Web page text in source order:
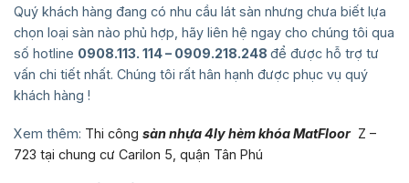
Quý khách hàng đang có nhu cầu lát sàn nhưng chưa biết lựa
chọn loại sàn nào phủ hợp, hãy liên hệ ngay cho chúng tôi qua
số hotline 0908.113. 114 – 0909.218.248 để được hỗ trợ tư
vấn chi tiết nhất. Chúng tôi rất hân hạnh được phục vụ quý
khách hàng !
Xem thêm: Thi công sàn nhựa 4ly hèm khóa MatFloorZ –
723 tại chung cư Carilon 5, quận Tân Phú